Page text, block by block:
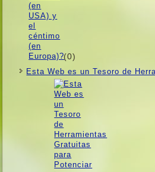
(0)
Esta Web es un Tesoro de